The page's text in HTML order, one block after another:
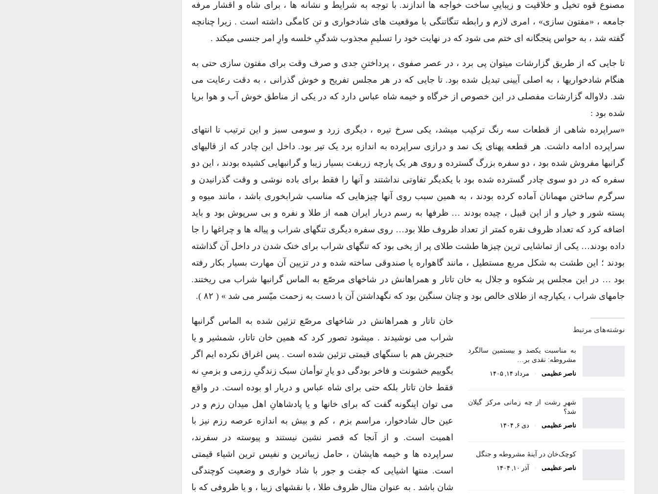
مصنوع قوه تخیل و خلاقیت و زیباییِ ساخت خواجه ها اندازند. با توجه به شرایط و نشانه ها ، برای شاه و اقشار مرفه
جامعه ، «مفتون سازی» ، امری لازم و رابطه تنگاتنگی با موقعیت های شادخواری و تن کامگی داشته است . زیرا چنانچه
گفته شد ، به حواس پنجگانه ای ختم می شود که در نهایت خود را تسلیمِ مجذوب شدگیِ خلسه وارِ امر جنسی میکند .
تا جایی که از طریق گزارشات میتوان پی برد ، در عصر صفوی ، پرداختنِ جدی و صرف وقت برای مفتون سازی حتی به
هنگام شادخواریها ، به اصلی آیینی تبدیل شده بود. تا جایی که در هر مجلس تفریح و خوش گذرانی ، به دقت رعایت می
شد. دلاواله گزارشات مفصلی در این خصوص از خرگاه و خیمه شاه عباس دارد که در یکی از مناطق خوش آب و هوا برپا
شده بود :
«سراپرده شاهی از قطعات سه رنگ ترکیب میشد، یکی سرخ تیره ، دیگری زرد و سومی سبز و این ترتیب تا انتهای
سراپرده ادامه داشت. هر قطعه پهنای یک نمد و درازی سراپرده به اندازه برد یک تیر بود. داخل این چادر که از قالیهای
گرانبها مفروش شده بود ، دو سفره بزرگ گسترده و روی هر یک پارچه زربفت بسیار زیبا و گرانبهایی کشیده بودند ، این دو
سفره که در دو سوی چادر گسترده شده بود با یکدیگر تفاوتی نداشتند و آنها را فقط برای باده نوشی و وقت گذرانیدن و
سرگرم ساختن مهمانان آماده کرده بودند ، به همین سبب روی آنها چیزهایی که مناسب شرابخوری باشد ، مانند میوه و
پسته شور و خیار و از این قبیل ، چیده بودند … ظرفها به رسم دربار ایران همه از طلا و نفره و بی سرپوش بود و باید
اضافه کرد که تعداد ظروف نقره کمتر از تعداد ظروف طلا بود… روی سفره دیگری تنگهای شراب و پیاله ها و چراغها را جا
داده بودند… یکی از تماشایی ترین چیزها طشت طلای پر از یخی بود که تنگهای شراب برای خنک شدن در داخل آن گذاشته
بودند ؛ این طشت به شکل مربع مستطیل ، مانند گاهواره یا صندوقی ساخته شده و در تزیین آن مهارت بسیار بکار رفته
بود … در این مجلس پر شکوه و جلال به خان تاتار و همراهانش در شاخهای مرصّع به الماس گرانبها شراب می ریختند.
جامهای شراب ، یکپارچه از طلای خالص بود و چنان سنگین بود که نگهداشتن آن با دست به زحمت میّسر می شد » ( ۸۲ ).
نوشته‌های مرتبط
به مناسبت یکصد و بیستمین سالگرد
مشروطه: نقدی بر…
ناصر عظیمی
مرداد ۱۴, ۱۴۰۵
شهرِ رشت از چه زمانی مرکز گیلان
شد؟
ناصر عظیمی
دی ۶, ۱۴۰۴
کوچک‌خان در آینۀ مشروطه و جنگل
ناصر عظیمی
آذر ۱۰, ۱۴۰۴
خان تاتار و همراهانش در شاخهای مرصّع تزئین شده به الماس گرانبها
شراب می نوشیدند . میشود تصور کرد که همین خان تاتار، شمشیر و یا
خنجرش هم با سنگهای قیمتی تزئین شده است . پس اغراق نکرده ایم اگر
بگوییم خشونت و فاخر بودگی دو یارِ توأمان سبک زندگیِ رزمی و بزمیِ نه
فقط خان تاتار بلکه حتی برای شاه عباس و دربار او بوده است. در واقع
می توان اینگونه گفت که برای خانها و یا پادشاهانِ اهل میدان رزم و در
عین حال شادخوار، مراسم بزم ، کم و بیش به اندازه عرصه رزم نیز با
اهمیت است. و از آنجا که قصر نشین نیستند و پیوسته در سفرند،
سراپرده ها و خیمه هایشان ، حامل زیباترین و نفیس ترین اشیاء قیمتی
است. منتها اشیایی که جفت و جور با شاد خواری و وضعیت کوچندگی
شان باشد . به عنوان مثال ظروف طلا ، با نقشهای زیبا ، و یا ظروفی که با